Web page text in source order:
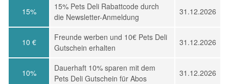
15%
15% Pets Deli Rabattcode durch
die Newsletter-Anmeldung
31.12.2026
10 €
Freunde werben und 10€ Pets Deli
Gutschein erhalten
31.12.2026
10%
Dauerhaft 10% sparen mit dem
Pets Deli Gutschein für Abos
31.12.2026